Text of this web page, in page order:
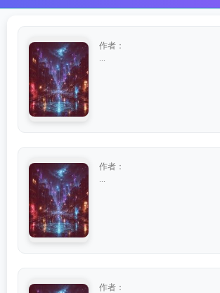
作者：
作者：
作者：